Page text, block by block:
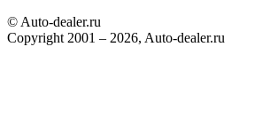
© Auto-dealer.ru
Copyright 2001 – 2026, Auto-dealer.ru